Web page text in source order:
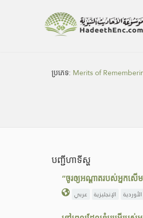
ប្រភេទ: Merits of
បញ្ជីហាទីស្ហ
“ចូរឲ្យអណ្ដាតរបស់អ្នកស
عربي الإنجليزية الأوردية